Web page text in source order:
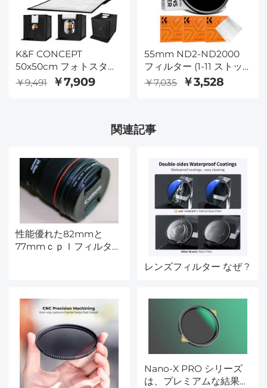
K&F CONCEPT
50x50cm フォトスタジ
オライトボックス、
40W LEDライトボック
5600K、ポータブル折り
（商品撮影/靴/ノートパ
ソコン/カメラ用）
￥9,491 ￥7,909
55mm ND2-ND2000
フィルター (1-11 ストッ
プ) 掃除布 3 枚付き
Nano-Klearシリーズ
￥7,035 ￥3,528
関連記事
性能優れた82mmと
77mmｃｐｌフィルタ
レンズフィルター なぜ ?
Nano-X PRO シリーズ
は、プレミアムな結果と